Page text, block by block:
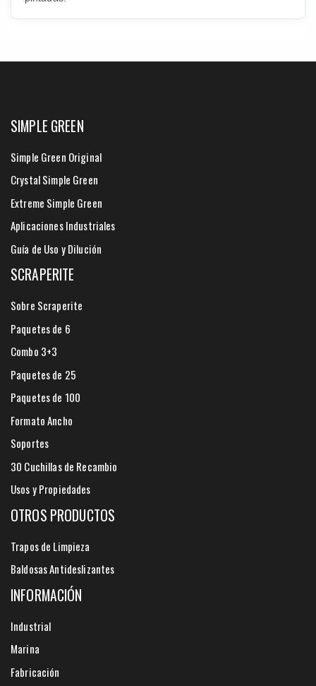
SIMPLE GREEN
Simple Green Original
Crystal Simple Green
Extreme Simple Green
Aplicaciones Industriales
Guía de Uso y Dilución
SCRAPERITE
Sobre Scraperite
Paquetes de 6
Combo 3+3
Paquetes de 25
Paquetes de 100
Formato Ancho
Soportes
30 Cuchillas de Recambio
Usos y Propiedades
OTROS PRODUCTOS
Trapos de Limpieza
Baldosas Antideslizantes
INFORMACIÓN
Industrial
Marina
Fabricación